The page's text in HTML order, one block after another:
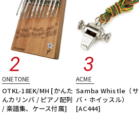
ONETONE
OTKL-18EK/MH [かんた
んカリンバ / ピアノ配列
/ 楽譜集、ケース付属]
ACME
Samba Whistle（
バ・ホイッスル）
[AC444]